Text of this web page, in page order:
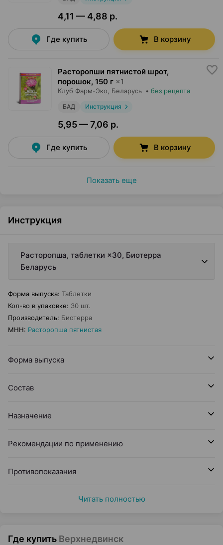
4,11 — 4,88 р.
Где купить В корзину
Расторопши пятнистой шрот,
порошок, 150 г ×1
Клуб Фарм-Эко , Беларусь • без рецепта
БАД Инструкция
5,95 — 7,06 р.
Где купить В корзину
Показать еще
Инструкция
Расторопша, таблетки ×30, Биотерра
Беларусь
Форма выпуска: Таблетки
Кол-во в упаковке: 30 шт.
Производитель: Биотерра
МНН: Расторопша пятнистая
Форма выпуска
Состав
Назначение
Рекомендации по применению
Противопоказания
Читать полностью
Где купить Верхнедвинск